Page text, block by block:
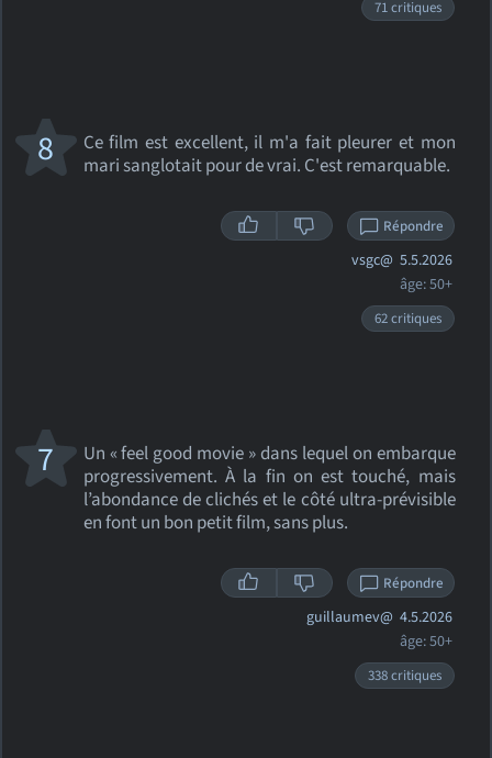
71 critiques
Ce film est excellent, il m'a fait pleurer et mon
mari sanglotait pour de vrai. C'est remarquable.
8
Répondre
vsgc@ 5.5.2026
âge: 50+
62 critiques
Un « feel good movie » dans lequel on embarque
progressivement. À la fin on est touché, mais
l’abondance de clichés et le côté ultra-prévisible
en font un bon petit film, sans plus.
7
Répondre
guillaumev@ 4.5.2026
âge: 50+
338 critiques